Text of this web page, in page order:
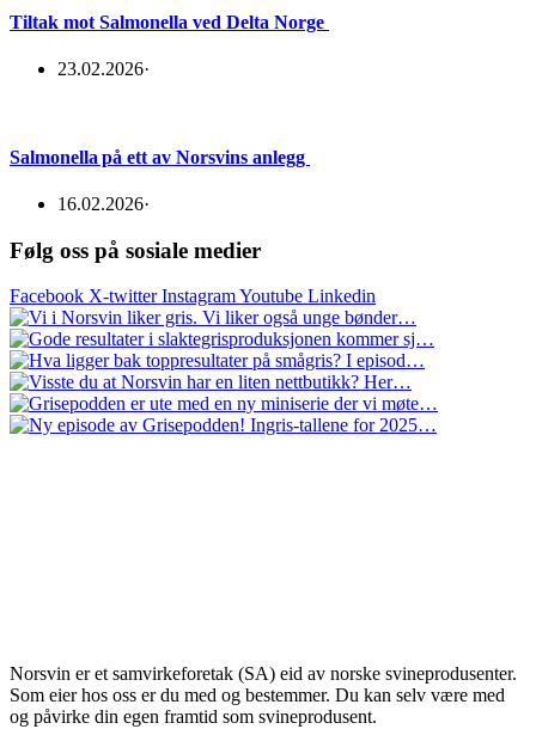
Tiltak mot Salmonella ved Delta Norge
23.02.2026·
Salmonella på ett av Norsvins anlegg
16.02.2026·
Følg oss på sosiale medier
Facebook X-twitter InstagramYoutube Linkedin
Norsvin er et samvirkeforetak (SA) eid av norske svineprodusenter.
Som eier hos oss er du med og bestemmer. Du kan selv være med
og påvirke din egen framtid som svineprodusent.